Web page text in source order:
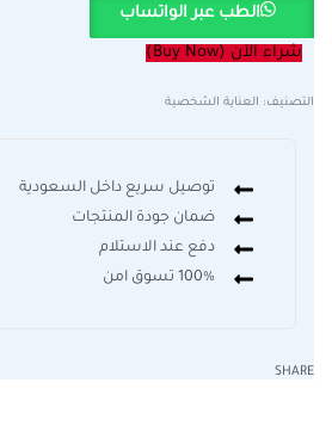
الطب عبر الواتساب
شراء الآن (Buy Now)
التصنيف: العناية الشخصية
توصيل سريع داخل السعودية
ضمان جودة المنتجات
دفع عند الاستلام
100% تسوق امن
SHARE